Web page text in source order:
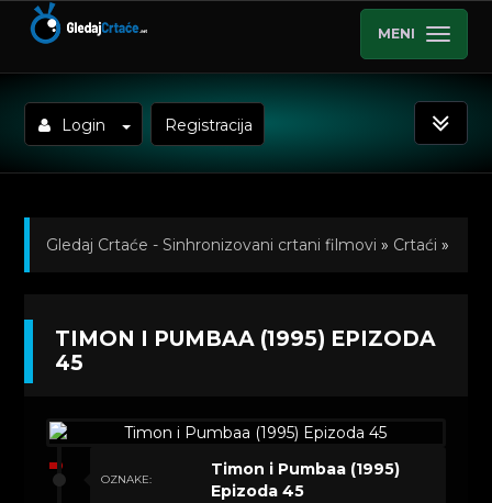
MENI
Login Registracija
Gledaj Crtaće - Sinhronizovani crtani filmovi » Crtaći »
Kratkometrazni crtani filmovi » Timon i Pumbaa
TIMON I PUMBAA (1995) EPIZODA
45
OZNAKE:
Timon i Pumbaa (1995)
Epizoda 45